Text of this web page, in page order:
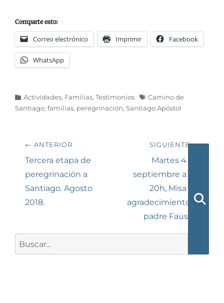
Comparte esto:
Correo electrónico Imprimir Facebook
WhatsApp
Categorías
Actividades, Familias, Testimonios Etiquetas
Camino de
Santiago, familias, peregrinación, Santiago Apóstol
Navegación
de
entradas
← ANTERIOR
Entrada
anterior:
Tercera etapa de
peregrinación a
Santiago. Agosto
2018.
SIGUIENTE →
Siguiente
entrada:
Martes 4 de
septiembre a las
20h, Misa de
agradecimiento al
padre Faustín